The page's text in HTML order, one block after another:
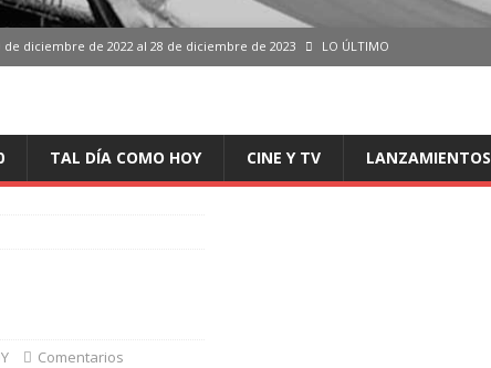
de diciembre de 2022 al 28 de diciembre de 2023 LO ÚLTIMO
TAL DÍA COMO HOY CINE Y TV LANZAMIENTOS
Comentarios